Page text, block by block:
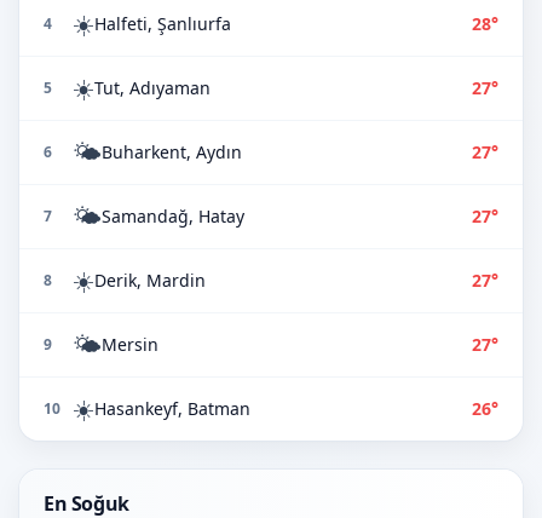
4 ☀️Halfeti, Şanlıurfa 28°
5 ☀️Tut, Adıyaman 27°
6 🌤️Buharkent, Aydın 27°
7 🌤️Samandağ, Hatay 27°
8 ☀️Derik, Mardin 27°
9 🌤️Mersin 27°
10 ☀️Hasankeyf, Batman 26°
En Soğuk